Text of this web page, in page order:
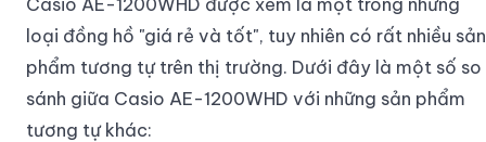
loại đồng hồ "giá rẻ và tốt", tuy nhiên có rất nhiều sản
phẩm tương tự trên thị trường. Dưới đây là một số so
sánh giữa Casio AE-1200WHD với những sản phẩm
tương tự khác: